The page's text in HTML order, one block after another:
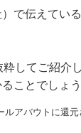
）で伝えてい
してご紹介
ことでしょう
アバウトに還元